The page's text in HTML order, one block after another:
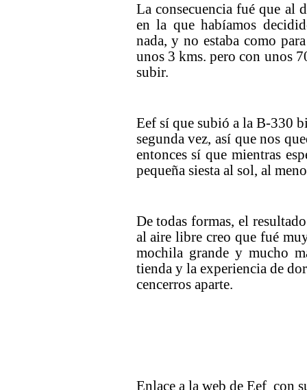
La consecuencia fué que al
en la que habíamos
nada, y no estaba como
unos 3 kms. pero con unos
subir.
Eef sí que subió a la B-330
segunda vez, así que nos
entonces sí que mientras
pequeña siesta al sol, al
De todas formas, el
al aire libre creo que fué
mochila grande y mucho
tienda y la experiencia de
cencerros aparte.
Enlace a la web de Eef